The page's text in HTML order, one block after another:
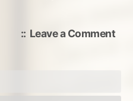
Leave a Commenton